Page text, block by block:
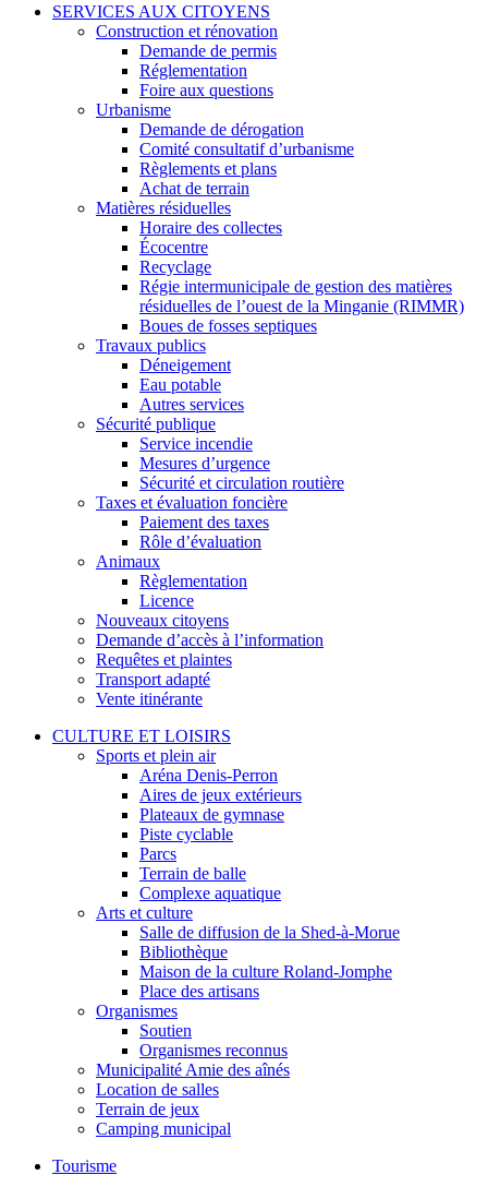
SERVICES AUX CITOYENS
Construction et rénovation
Demande de permis
Réglementation
Foire aux questions
Urbanisme
Demande de dérogation
Comité consultatif d’urbanisme
Règlements et plans
Achat de terrain
Matières résiduelles
Horaire des collectes
Écocentre
Recyclage
Régie intermunicipale de gestion des matières
résiduelles de l’ouest de la Minganie (RIMMR)
Boues de fosses septiques
Travaux publics
Déneigement
Eau potable
Autres services
Sécurité publique
Service incendie
Mesures d’urgence
Sécurité et circulation routière
Taxes et évaluation foncière
Paiement des taxes
Rôle d’évaluation
Animaux
Règlementation
Licence
Nouveaux citoyens
Demande d’accès à l’information
Requêtes et plaintes
Transport adapté
Vente itinérante
CULTURE ET LOISIRS
Sports et plein air
Aréna Denis-Perron
Aires de jeux extérieurs
Plateaux de gymnase
Piste cyclable
Parcs
Terrain de balle
Complexe aquatique
Arts et culture
Salle de diffusion de la Shed-à-Morue
Bibliothèque
Maison de la culture Roland-Jomphe
Place des artisans
Organismes
Soutien
Organismes reconnus
Municipalité Amie des aînés
Location de salles
Terrain de jeux
Camping municipal
Tourisme